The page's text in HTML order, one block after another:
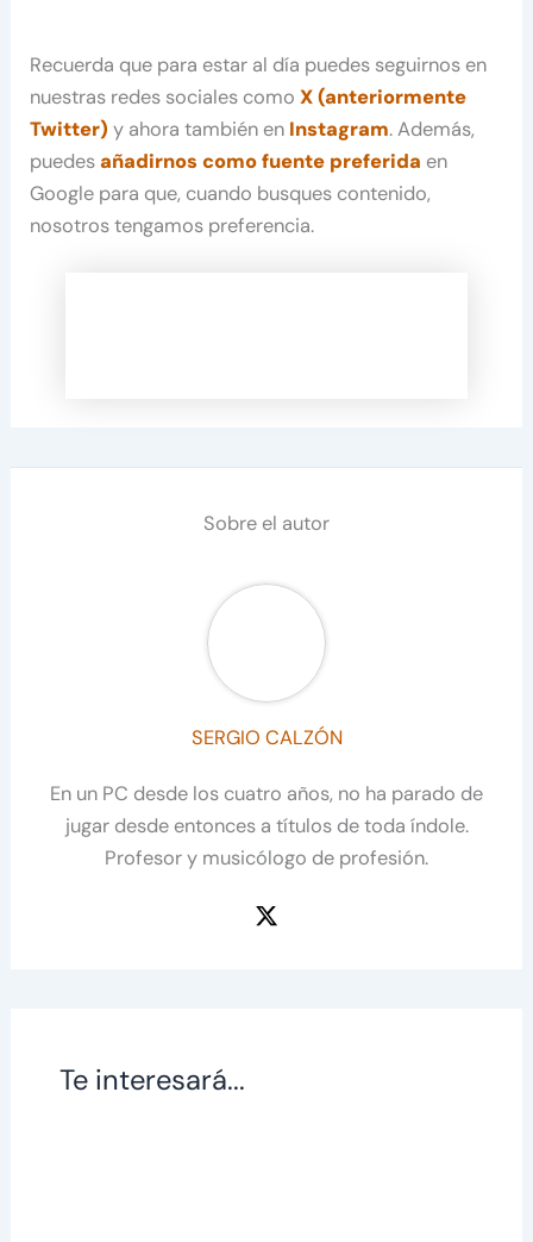
Recuerda que para estar al día puedes seguirnos en
nuestras redes sociales comoX (anteriormente
Twitter) y ahora también en Instagram. Además,
puedesañadirnos como fuente preferida en
Google para que, cuando busques contenido,
nosotros tengamos preferencia.
Sobre el autor
SERGIO CALZÓN
En un PC desde los cuatro años, no ha parado de
jugar desde entonces a títulos de toda índole.
Profesor y musicólogo de profesión.
Te interesará...